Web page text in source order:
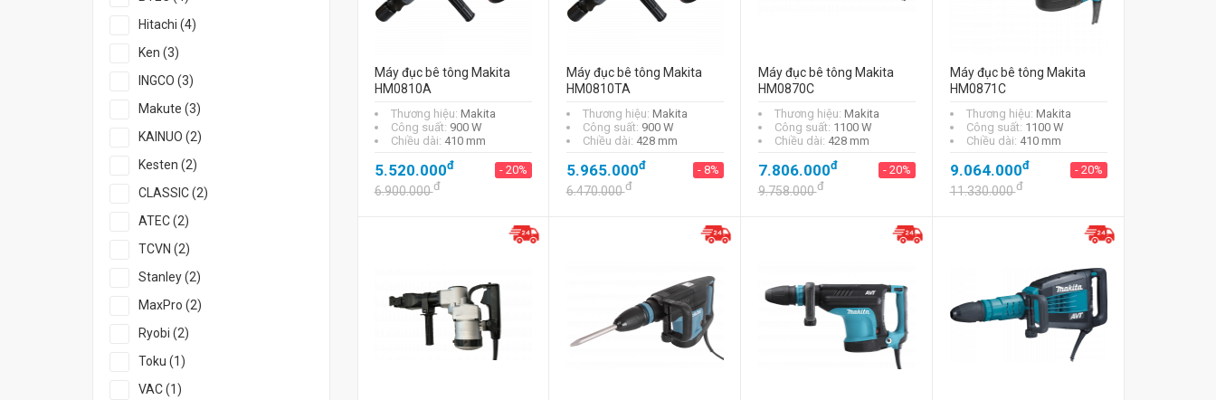
Hitachi (4)
Ken (3)
INGCO (3)
Makute (3)
KAINUO (2)
Kesten (2)
CLASSIC (2)
ATEC (2)
TCVN (2)
Stanley (2)
MaxPro (2)
Ryobi (2)
Toku (1)
VAC (1)
Máy đục bê tông Makita
HM0810A
Thương hiệu: Makita
Công suất: 900 W
Chiều dài: 410 mm
5.520.000đ - 20%
6.900.000đ
Máy đục bê tông Makita
HM0810TA
Thương hiệu: Makita
Công suất: 900 W
Chiều dài: 428 mm
5.965.000đ - 8%
6.470.000đ
Máy đục bê tông Makita
HM0870C
Thương hiệu: Makita
Công suất: 1100 W
Chiều dài: 428 mm
7.806.000đ - 20%
9.758.000đ
Máy đục bê tông Makita
HM0871C
Thương hiệu: Makita
Công suất: 1100 W
Chiều dài: 410 mm
9.064.000đ - 20%
11.330.000đ